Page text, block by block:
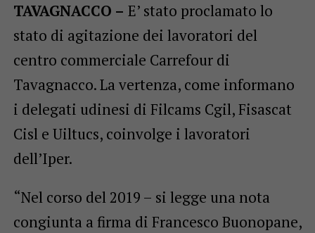
TAVAGNACCO – E’ stato proclamato lo
stato di agitazione dei lavoratori del
centro commerciale Carrefour di
Tavagnacco. La vertenza, come informano
i delegati udinesi di Filcams Cgil, Fisascat
Cisl e Uiltucs, coinvolge i lavoratori
dell’Iper.
“Nel corso del 2019 – si legge una nota
congiunta a firma di Francesco Buonopane,